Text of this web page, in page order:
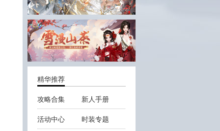
精华推荐
攻略合集 新人手册
活动中心 时装专题